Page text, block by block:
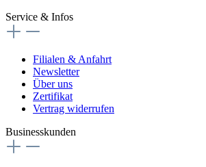
Service & Infos
Filialen & Anfahrt
Newsletter
Über uns
Zertifikat
Vertrag widerrufen
Businesskunden